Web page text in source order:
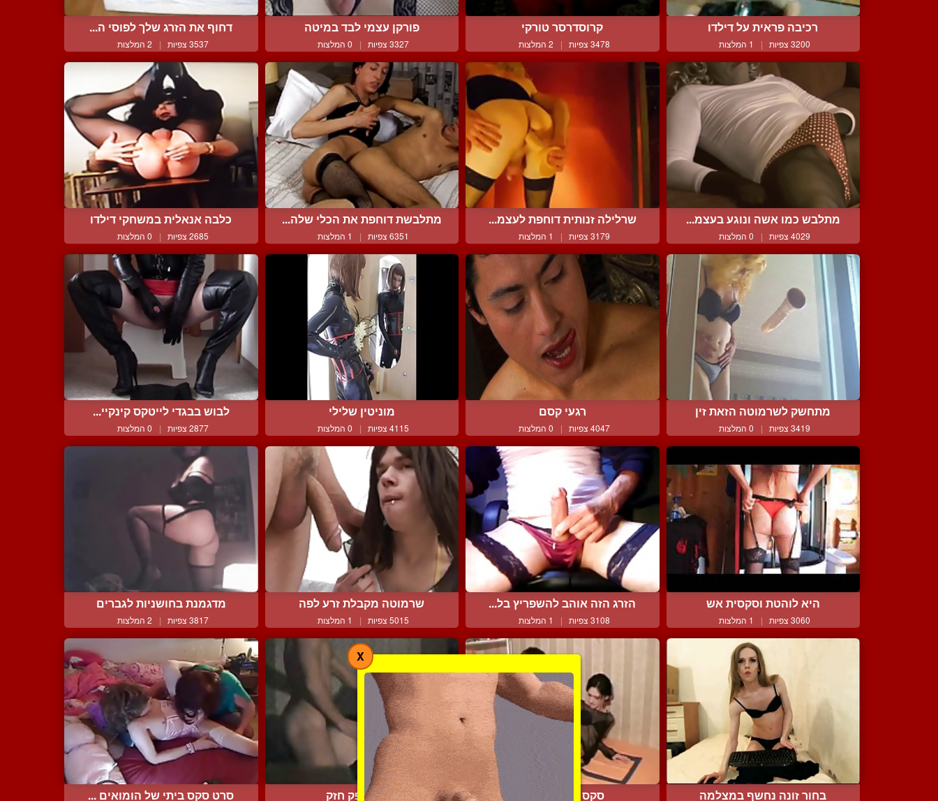
רכיבה פראית על דילדו
3200 צפיות | 1 המלצות
קרוסדרסר טורקי
3478 צפיות | 2 המלצות
פורקן עצמי לבד במיטה
3327 צפיות | 0 המלצות
דחוף את הזרג שלך לפוסי ה...
3537 צפיות | 2 המלצות
מתלבש כמו אשה ונוגע בעצמ...
4029 צפיות | 0 המלצות
שרלילה זנותית דוחפת לעצמ...
3179 צפיות | 1 המלצות
מתלבשת דוחפת את הכלי שלה...
6351 צפיות | 1 המלצות
כלבה אנאלית במשחקי דילדו
2685 צפיות | 0 המלצות
מתחשק לשרמוטה הזאת זין
3419 צפיות | 0 המלצות
רגעי קסם
4047 צפיות | 0 המלצות
מוניטין שלילי
4115 צפיות | 0 המלצות
לבוש בבגדי לייטקס קינקיי...
2877 צפיות | 0 המלצות
היא לוהטת וסקסית אש
3060 צפיות | 1 המלצות
הזרג הזה אוהב להשפריץ בל...
3108 צפיות | 1 המלצות
שרמוטה מקבלת זרע לפה
5015 צפיות | 1 המלצות
מדגמנת בחושניות לגברים
3817 צפיות | 2 המלצות
בחור זונה נחשף במצלמה סקס קרוסדרסינג סיסי נדפק חזק סרט סקס ביתי של הומואים ...
X